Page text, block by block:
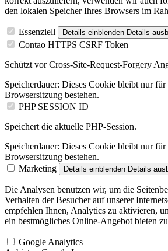
den lokalen Speicher Ihres Browsers im
Essenziell Details einblenden Details
Contao HTTPS CSRF Token
Schützt vor Cross-Site-Request-Forgery
Speicherdauer: Dieses Cookie bleibt nur für
Browsersitzung bestehen.
PHP SESSION ID
Speichert die aktuelle PHP-Session.
Speicherdauer: Dieses Cookie bleibt nur für
Browsersitzung bestehen.
Marketing
Details einblenden Details
Die Analysen benutzen wir, um die
Verhalten der Besucher auf unserer
empfehlen Ihnen, Analytics zu aktivieren,
ein bestmögliches Online-Angebot bieten
Google Analytics